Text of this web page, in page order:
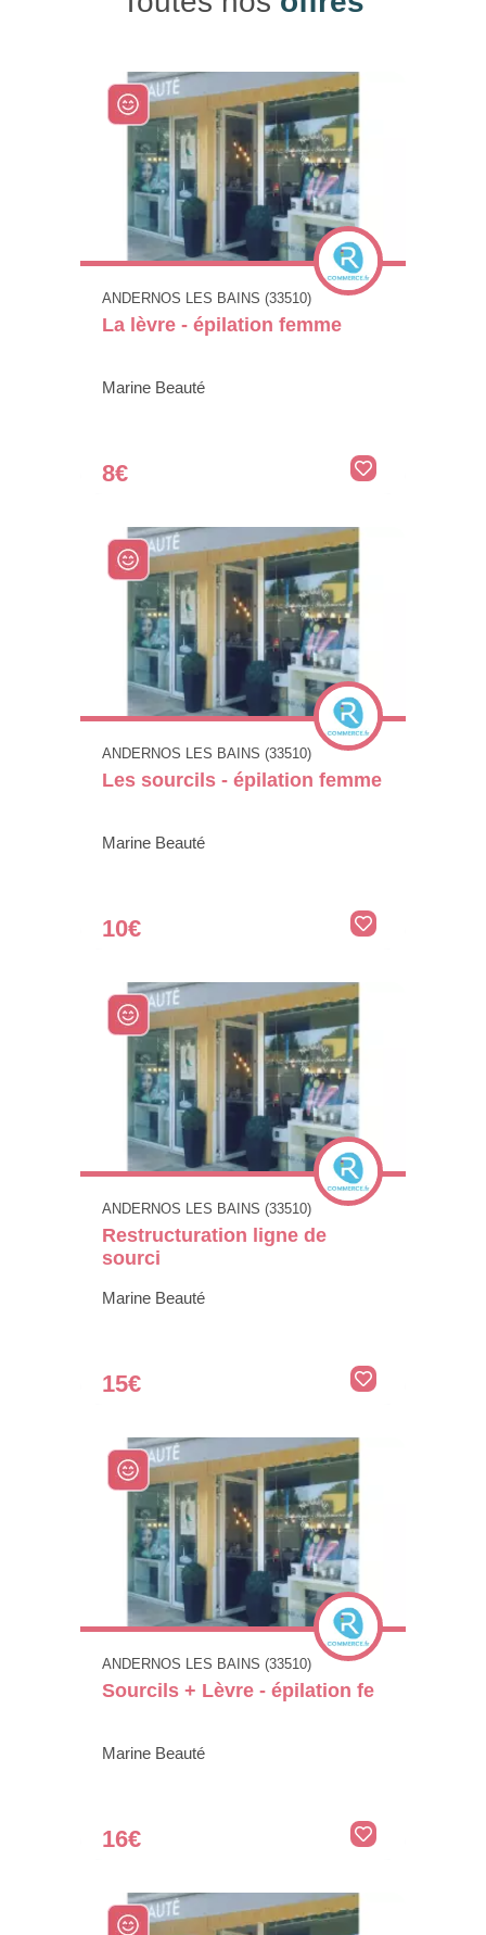
ANDERNOS LES BAINS (33510)
La lèvre - épilation femme
Marine Beauté
8€
ANDERNOS LES BAINS (33510)
Les sourcils - épilation femme
Marine Beauté
10€
ANDERNOS LES BAINS (33510)
Restructuration ligne de
sourci
Marine Beauté
15€
ANDERNOS LES BAINS (33510)
Sourcils + Lèvre - épilation fe
Marine Beauté
16€